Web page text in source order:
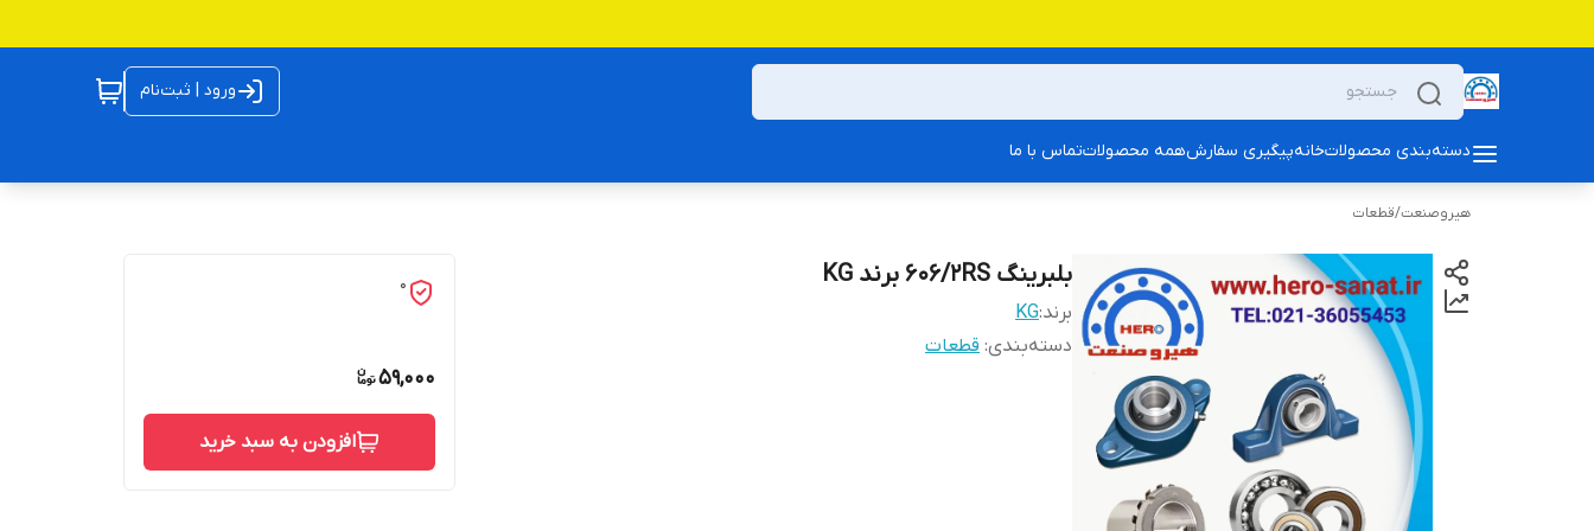
ورود | ثبت‌نام
دسته‌بندی محصولاتخانهپیگیری سفارشهمه محصولاتتماس با ما
هیروصنعت/قطعات
بلبرینگ 606/2RS برند KG
برند:KG
دسته‌بندی: قطعات
0
59,000
افزودن به سبد خرید